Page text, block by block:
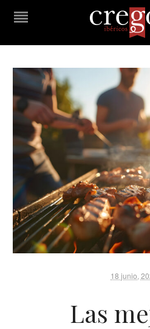
18 junio,
Las